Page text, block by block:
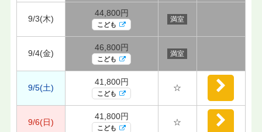
9/3(木)
44,800円
こども
満室
9/4(金)
46,800円
こども
満室
9/5(土)
41,800円
こども
☆
9/6(日)
41,800円
こども
☆